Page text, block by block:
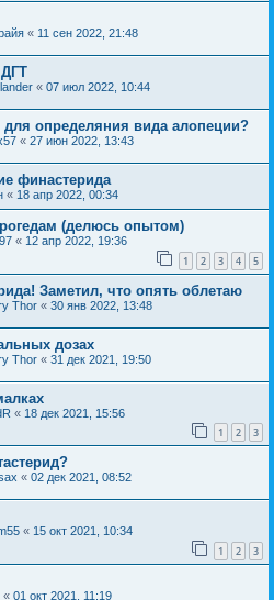
« 11 сен 2022, 21:48
ДГТ
« 07 июл 2022, 10:44
для определяния вида алопеции?
« 27 июн 2022, 13:43
финастерида
« 18 апр 2022, 00:34
(делюсь опытом)
« 12 апр 2022, 19:36
1 2 3 4 5
Заметил, что опять облетаю
Thor « 30 янв 2022, 13:48
дозах
Thor « 31 дек 2021, 19:50
« 18 дек 2021, 15:56
1 2 3
« 02 дек 2021, 08:52
« 15 окт 2021, 10:34
1 2 3
« 01 окт 2021, 11:19